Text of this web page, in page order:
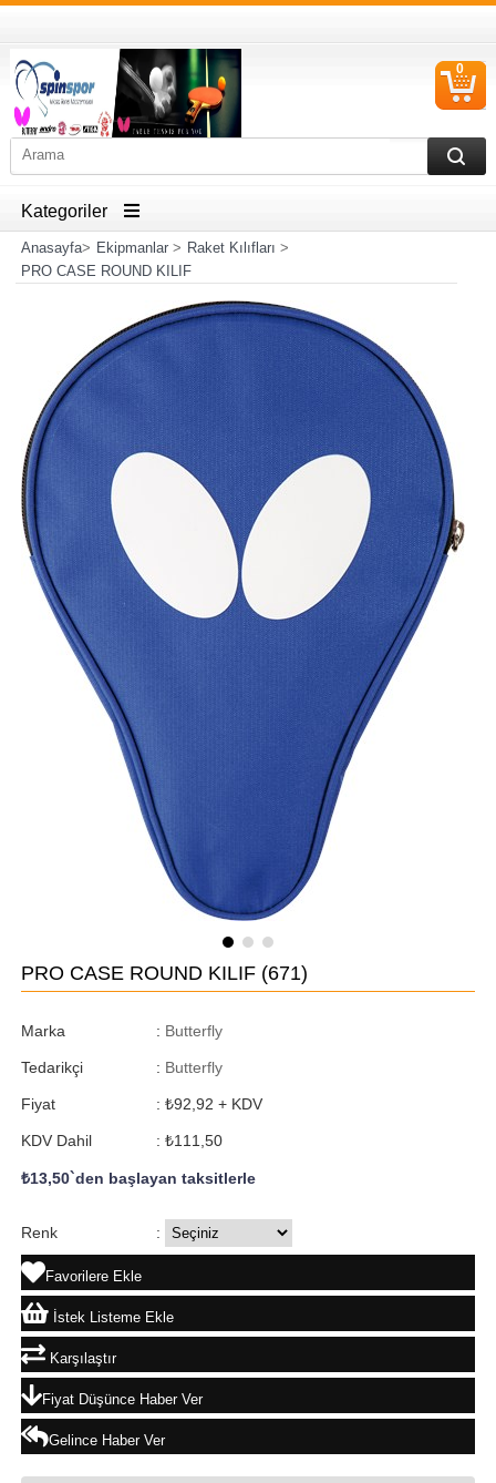
0
Kategoriler
Anasayfa> Ekipmanlar> Raket Kılıfları >
PRO CASE ROUND KILIF
PRO CASE ROUND KILIF (671)
Marka : Butterfly
Tedarikçi : Butterfly
Fiyat : ₺92,92 + KDV
KDV Dahil : ₺111,50
₺13,50`den başlayan taksitlerle
Renk :
Favorilere Ekle
İstek Listeme Ekle
Karşılaştır
Fiyat Düşünce Haber Ver
Gelince Haber Ver